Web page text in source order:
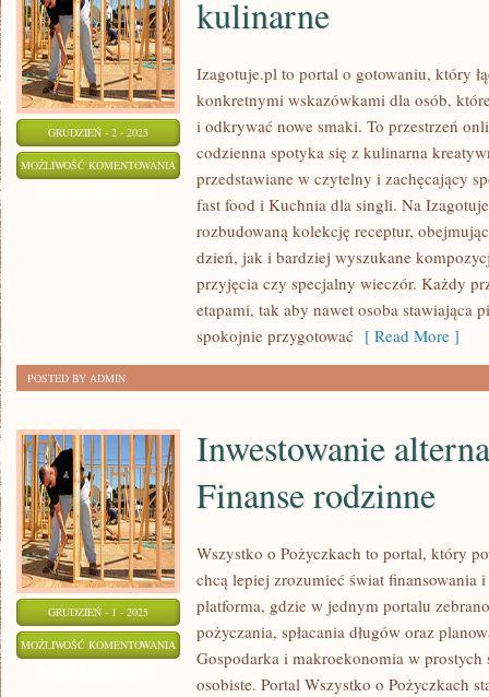
GRUDZIEŃ - 2 - 2025
MOŻLIWOŚĆ KOMENTOWANIA
kulinarne
Izagotuje.pl to portal o gotowaniu, który
konkretnymi wskazówkami dla osób,
i odkrywać nowe smaki. To przestrzeń
codzienna spotyka się z kulinarna
przedstawiane w czytelny i zachęcający
fast food i Kuchnia dla singli. Na
rozbudowaną kolekcję receptur,
dzień, jak i bardziej wyszukane
przyjęcia czy specjalny wieczór. Każdy
etapami, tak aby nawet osoba stawiająca
spokojnie przygotować [ Read More ]
POSTED BY ADMIN
GRUDZIEŃ - 1 - 2025
MOŻLIWOŚĆ KOMENTOWANIA INWESTOWANIE
ALTERNATYWNE
Inwestowanie
Finanse rodzinne
Wszystko o Pożyczkach to portal, który
chcą lepiej zrozumieć świat finansowania
platforma, gdzie w jednym portalu
pożyczania, spłacania długów oraz
Gospodarka i makroekonomia w prostych
osobiste. Portal Wszystko o Pożyczkach